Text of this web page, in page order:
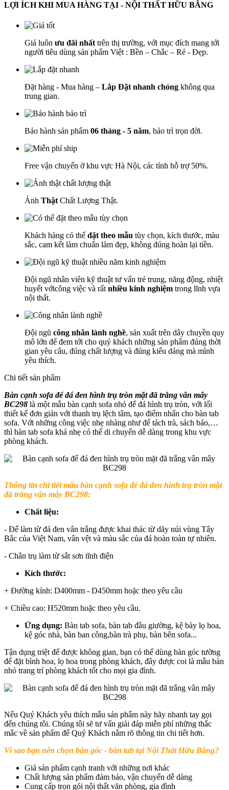
LỢI ÍCH KHI MUA HÀNG TẠI - NỘI THẤT HỮU BẰNG
Giá luôn ưu đãi nhất trên thị trường, với mục đích mang tới
người tiêu dùng sản phẩm Việt : Bền – Chắc – Rẻ - Đẹp.
Đặt hàng - Mua hàng – Lắp Đặt nhanh chóng không qua
trung gian.
Bảo hành sản phẩm 06 tháng - 5 năm, bảo trì trọn đời.
Free vận chuyển ở khu vực Hà Nội, các tỉnh hỗ trợ 50%.
Ảnh Thật Chất Lượng Thật.
Khách hàng có thể đặt theo mẫu tùy chọn, kích thước, màu
sắc, cam kết làm chuẩn làm đẹp, không đúng hoàn lại tiền.
Đội ngũ nhân viên kỹ thuật tư vấn trẻ trung, năng động, nhiệt
huyết vớicông việc và rất nhiều kinh nghiệm trong lĩnh vựa
nội thất.
Đội ngũ công nhân lành nghề, sản xuất trên dây chuyền quy
mô lớn để đem tới cho quý khách những sản phẩm đúng thời
gian yêu câu, đúng chất lượng và đúng kiểu dáng mà mình
yêu thích.
Chi tiết sản phẩm
Bàn cạnh sofa đế đá đen hình trụ tròn mặt đã trắng vân mây
BC298 là một mẫu bàn cạnh sofa nhỏ đế đá hình trụ tròn, với lối
thiết kế đơn giản với thanh trụ lệch tâm, tạo điểm nhấn cho bàn tab
sofa. Với những công việc nhẹ nhàng như để tách trà, sách báo,…
thì bàn tab sofa khá nhẹ có thể di chuyển dễ dàng trong khu vực
phòng khách.
Thông tin chi tiết mẫu bàn cạnh sofa đế đá đen hình trụ tròn mặt
đã trắng vân mây BC298:
Chất liệu:
- Đế làm từ đá đen vân trắng được khai thác từ dãy núi vùng Tây
Bắc của Việt Nam, vân vệt và màu sắc của đá hoàn toàn tự nhiên.
- Chân trụ làm từ sắt sơn tĩnh điện
Kích thước:
+ Đường kính: D400mm - D450mm hoặc theo yêu cầu
+ Chiều cao: H520mm hoặc theo yêu cầu.
Ứng dụng: Bàn tab sofa, bàn tab đầu giường, kệ bày lọ hoa,
kệ góc nhà, bàn ban công,bàn trà phụ, bàn bên sofa...
Tận dụng triệt để được không gian, bạn có thể dùng bàn góc tường
để đặt bình hoa, lọ hoa trong phòng khách, đây được coi là mẫu bàn
nhỏ trang trí phòng khách tốt cho mọi gia đình.
Nếu Quý Khách yêu thích mẫu sản phẩm này hãy nhanh tay gọi
đến chúng tôi. Chúng tôi sẽ tư vấn giải đáp miễn phí những thắc
mắc về sản phẩm để Quý Khách nắm rõ thông tin chi tiết hơn.
Vì sao bạn nên chọn bàn góc - bàn tab tại Nội Thất Hữu Bằng?
Giá sản phẩm cạnh tranh với những nơi khác
Chất lượng sản phẩm đảm bảo, vận chuyển dễ dàng
Cung cấp trọn gói nội thất văn phòng, gia đình